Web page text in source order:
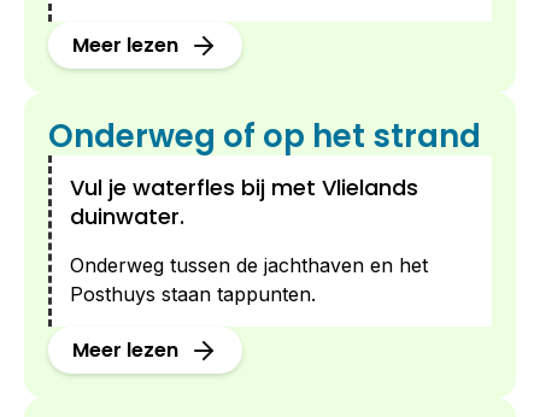
Meer lezen
Onderweg of op het strand
Vul je waterfles bij met Vlielands
duinwater.
Onderweg tussen de jachthaven en het
Posthuys staan tappunten.
Meer lezen